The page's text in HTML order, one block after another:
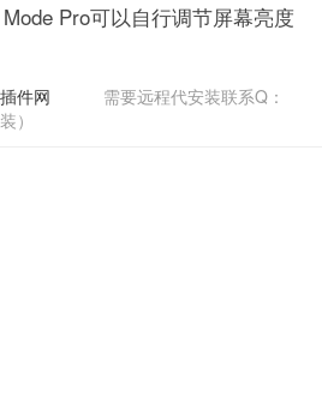
Pro可以自行调节屏幕亮度
件网
需要远程代安装联系Q：
）